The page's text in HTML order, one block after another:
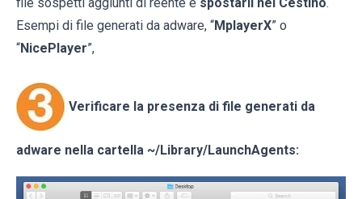
file sospetti aggiunti di reente e spostarli nel Cestino.
Esempi di file generati da adware, “MplayerX” o
“NicePlayer”,
Verificare la presenza di file generati da
adware nella cartella ~/Library/LaunchAgents: